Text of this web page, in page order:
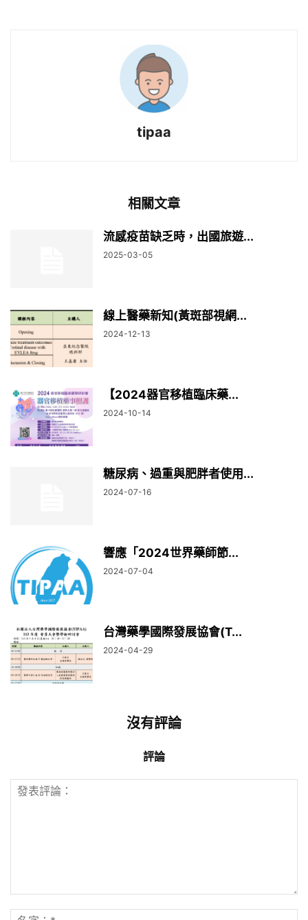
tipaa
相關文章
流感疫苗缺乏時，出國旅遊...
2025-03-05
線上醫藥新知(黃斑部視網...
2024-12-13
【2024器官移植臨床藥...
2024-10-14
糖尿病、過重與肥胖者使用...
2024-07-16
響應「2024世界藥師節...
2024-07-04
台灣藥學國際發展協會(T...
2024-04-29
沒有評論
評論